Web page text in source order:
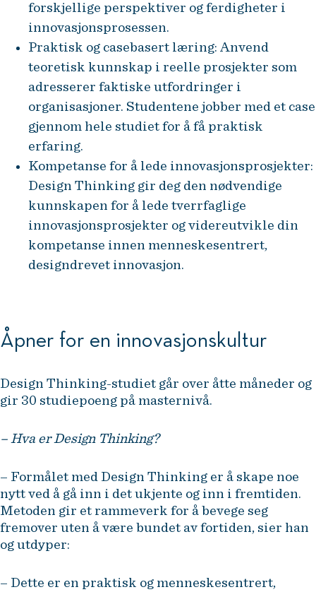
forskjellige perspektiver og ferdigheter i
innovasjonsprosessen.
Praktisk og casebasert læring: Anvend
teoretisk kunnskap i reelle prosjekter som
adresserer faktiske utfordringer i
organisasjoner. Studentene jobber med et case
gjennom hele studiet for å få praktisk
erfaring.
Kompetanse for å lede innovasjonsprosjekter:
Design Thinking gir deg den nødvendige
kunnskapen for å lede tverrfaglige
innovasjonsprosjekter og videreutvikle din
kompetanse innen menneskesentrert,
designdrevet innovasjon.
Åpner for en innovasjonskultur
Design Thinking-studiet går over åtte måneder og
gir 30 studiepoeng på masternivå.
– Hva er Design Thinking?
– Formålet med Design Thinking er å skape noe
nytt ved å gå inn i det ukjente og inn i fremtiden.
Metoden gir et rammeverk for å bevege seg
fremover uten å være bundet av fortiden, sier han
og utdyper:
– Dette er en praktisk og menneskesentrert,